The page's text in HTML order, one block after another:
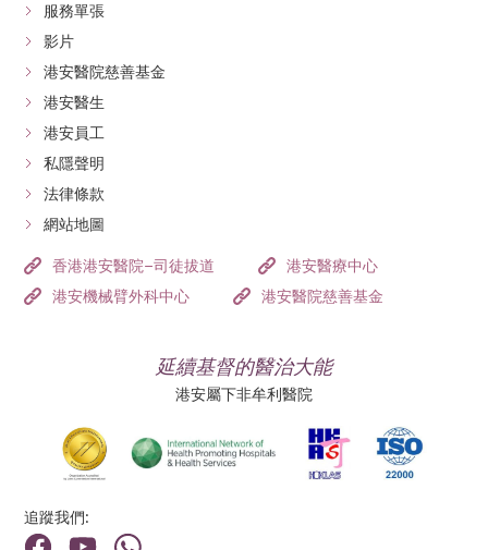
服務單張
影片
港安醫院慈善基金
港安醫生
港安員工
私隱聲明
法律條款
網站地圖
香港港安醫院–司徒拔道
港安醫療中心
港安機械臂外科中心
港安醫院慈善基金
延續基督的醫治大能
港安屬下非牟利醫院
追蹤我們: